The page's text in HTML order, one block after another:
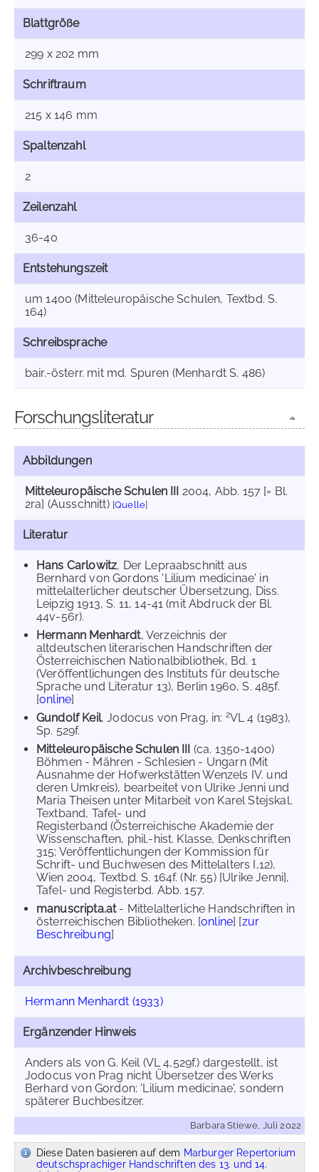
Blattgröße
299 x 202 mm
Schriftraum
215 x 146 mm
Spaltenzahl
2
Zeilenzahl
36-40
Entstehungszeit
um 1400 (Mitteleuropäische Schulen, Textbd. S.
164)
Schreibsprache
bair.-österr. mit md. Spuren (Menhardt S. 486)
Forschungsliteratur
Abbildungen
Mitteleuropäische Schulen III 2004, Abb. 157 [= Bl.
2ra] (Ausschnitt) [Quelle]
Literatur
Hans Carlowitz, Der Lepraabschnitt aus
Bernhard von Gordons 'Lilium medicinae' in
mittelalterlicher deutscher Übersetzung, Diss.
Leipzig 1913, S. 11, 14-41 (mit Abdruck der Bl.
44v-56r).
Hermann Menhardt, Verzeichnis der
altdeutschen literarischen Handschriften der
Österreichischen Nationalbibliothek, Bd. 1
(Veröffentlichungen des Instituts für deutsche
Sprache und Literatur 13), Berlin 1960, S. 485f.
[online]
Gundolf Keil, Jodocus von Prag, in: 2VL 4 (1983),
Sp. 529f.
Mitteleuropäische Schulen III (ca. 1350-1400)
Böhmen - Mähren - Schlesien - Ungarn (Mit
Ausnahme der Hofwerkstätten Wenzels IV. und
deren Umkreis), bearbeitet von Ulrike Jenni und
Maria Theisen unter Mitarbeit von Karel Stejskal,
Textband, Tafel- und
Registerband (Österreichische Akademie der
Wissenschaften, phil.-hist. Klasse, Denkschriften
315; Veröffentlichungen der Kommission für
Schrift- und Buchwesen des Mittelalters I,12),
Wien 2004, Textbd. S. 164f. (Nr. 55) [Ulrike Jenni],
Tafel- und Registerbd. Abb. 157.
manuscripta.at- Mittelalterliche Handschriften in
österreichischen Bibliotheken. [online] [zur
Beschreibung]
Archivbeschreibung
Hermann Menhardt (1933)
Ergänzender Hinweis
Anders als von G. Keil (VL 4,529f.) dargestellt, ist
Jodocus von Prag nicht Übersetzer des Werks
Berhard von Gordon: 'Lilium medicinae', sondern
späterer Buchbesitzer.
Barbara Stiewe, Juli 2022
Diese Daten basieren auf dem Marburger Repertorium
deutschsprachiger Handschriften des 13. und 14.